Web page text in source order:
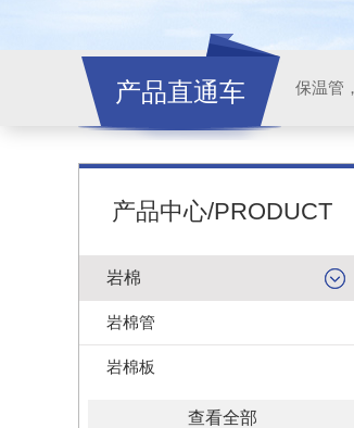
产品直通车
产品中心/PRODUCT
岩棉
岩棉管
岩棉板
查看全部